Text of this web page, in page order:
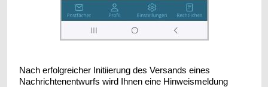
Nach erfolgreicher Initiierung des Versands eines
Nachrichtenentwurfs wird Ihnen eine Hinweismeldung